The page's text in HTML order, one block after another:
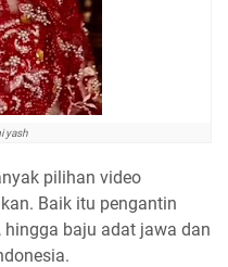
yash
pilihan video
Baik itu pengantin
baju adat jawa dan